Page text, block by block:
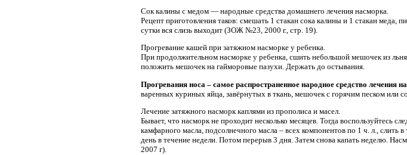
Сок калины с медом — народные средства домашнего лечения насморка.
Рецепт приготовления таков: смешать 1 стакан сока калины и 1 стакан меда,
сутки вся слизь выходит (ЗОЖ №23, 2000 г., стр. 19).
Прогревание кашей при затяжном насморке у ребенка.
При продолжительном насморке у ребенка, сшить небольшой мешочек из
положить мешочек на гайморовые пазухи. Держать до остывания.
Прогревания носа – самое распространенное народное средство лечения
варенных куриных яйца, завёрнутых в ткань, мешочек с горячим песком или
Лечение затяжного насморк каплями из прополиса и масел.
Бывает, что насморк не проходит несколько месяцев. Тогда воспользуйтесь
камфарного масла, подсолнечного масла – всех компонентов по 1 ч. л.,
день в течение недели. Потом перерыв 3 дня. Затем снова капать неделю.
2007 г).